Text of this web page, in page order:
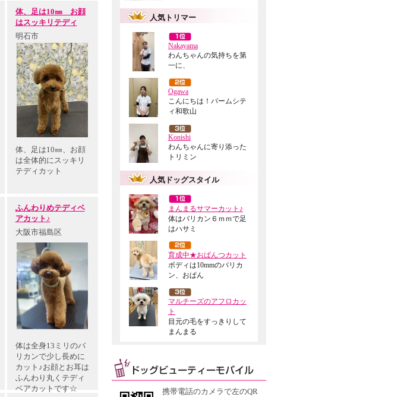
体、足は10㎜ お顔
はスッキリテディ
明石市
体、足は10㎜、お顔
は全体的にスッキリ
テディカット
ふんわりめテディベ
アカット♪
大阪市福島区
体は全身13ミリのバ
リカンで少し長めに
カット♪お顔とお耳は
ふんわり丸くテディ
ベアカットです☆
人気トリマー
Nakayama
わんちゃんの気持ちを第
一に、
Ogawa
こんにちは！パームシテ
ィ和歌山
Konishi
わんちゃんに寄り添った
トリミン
人気ドッグスタイル
まんまるサマーカット♪
体はバリカン６ｍｍで足
はハサミ
育成中★おぱんつカット
ボディは10mmのバリカ
ン、おぱん
マルチーズのアフロカッ
ト
目元の毛をすっきりして
まんまる
携帯電話のカメラで左のQR